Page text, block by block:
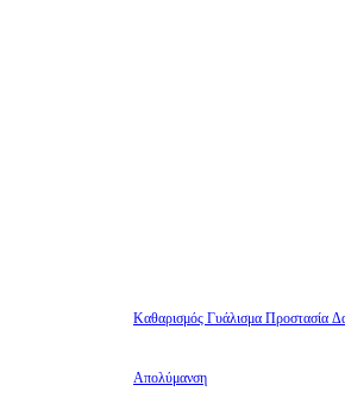
Καθαρισμός Γυάλισμα Προστασία
Απολύμανση